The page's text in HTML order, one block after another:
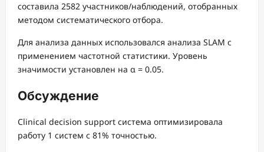
составила 2582 участников/наблюдений, отобранных
методом систематического отбора.
Для анализа данных использовался анализа SLAM с
применением частотной статистики. Уровень
значимости установлен на α = 0.05.
Обсуждение
Clinical decision support система оптимизировала
работу 1 систем с 81% точностью.